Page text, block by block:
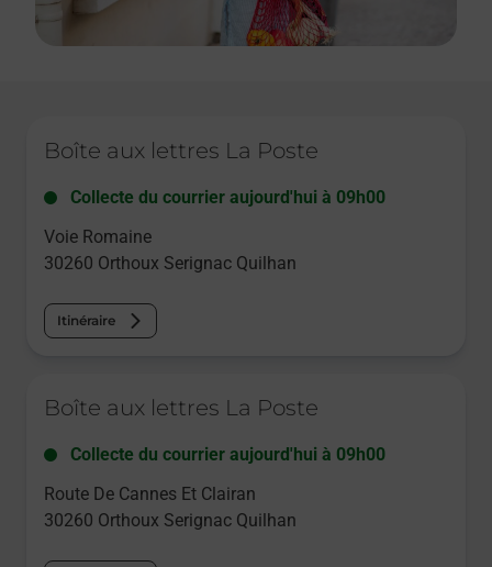
Boîte aux lettres La Poste
Collecte du courrier aujourd'hui à 09h00
Voie Romaine
30260 Orthoux Serignac Quilhan
Itinéraire
Boîte aux lettres La Poste
Collecte du courrier aujourd'hui à 09h00
Route De Cannes Et Clairan
30260 Orthoux Serignac Quilhan